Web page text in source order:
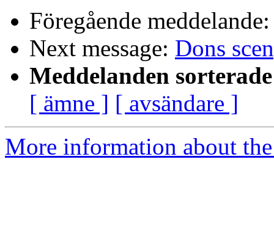
Föregående
Next message: Dons
Meddelanden
[ ämne ] [ avsändare ]
More information about